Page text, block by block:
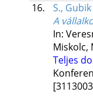
16.
S.,
A
In:
Miskolc,
Teljes